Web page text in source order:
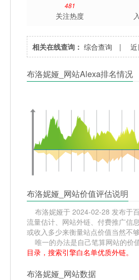
481
关注热度
相关在线查询： 综合查询 |
布洛妮娅_网站Alexa排名情况
布洛妮娅_网站价值评估说明
布洛妮娅于 2024-02-28 发布于
流量估计、网站外链、付费推广信
或收入多少来衡量站点价值当然不够
唯一的办法是自己笔算网站的价
目录，搜索引擎白名单优质外链。
布洛妮娅_网站数据